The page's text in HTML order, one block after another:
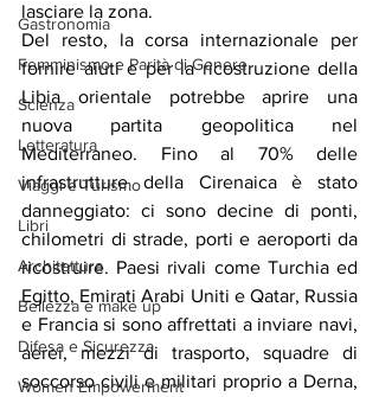
Gastronomia
Femminismo e Parità di Genere
Scienza
Letteratura
Viaggi e Turismo
Libri
Architettura
Bellezza e make up
Difesa e Sicurezza
Women Empowerment
lasciare la zona.
Del resto, la corsa internazionale per
fornire aiuti e per la ricostruzione della
Libia orientale potrebbe aprire una
nuova partita geopolitica nel
Mediterraneo. Fino al 70% delle
infrastrutture della Cirenaica è stato
danneggiato: ci sono decine di ponti,
chilometri di strade, porti e aeroporti da
ricostruire. Paesi rivali come Turchia ed
Egitto, Emirati Arabi Uniti e Qatar, Russia
e Francia si sono affrettati a inviare navi,
aerei, mezzi di trasporto, squadre di
soccorso civili e militari proprio a Derna,